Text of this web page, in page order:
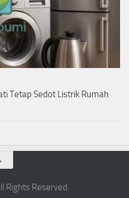
Tetap Sedot Listrik Rumah
Rights Reserved.